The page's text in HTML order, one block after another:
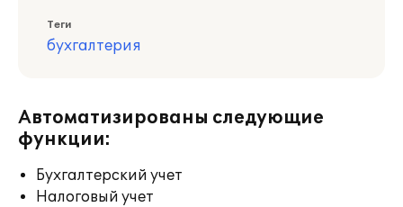
Теги
бухгалтерия
Автоматизированы следующие
функции:
Бухгалтерский учет
Налоговый учет